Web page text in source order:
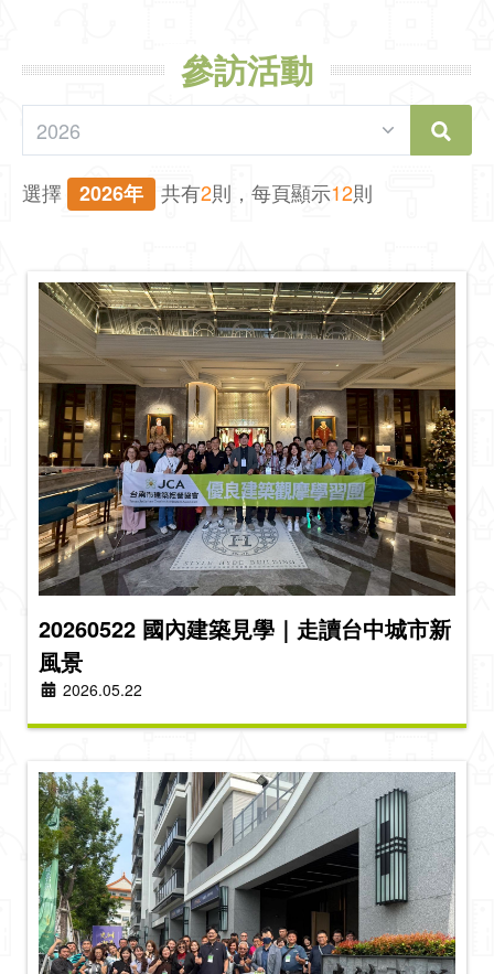
參訪活動
選擇 2026年 共有2則，每頁顯示12則
20260522 國內建築見學｜走讀台中城市新
風景
2026.05.22